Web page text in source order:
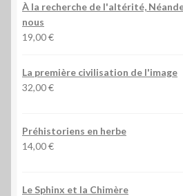
À la recherche de l'altérité,
nous
19,00€
La première civilisation de l'image
32,00€
Préhistoriens en herbe
14,00€
Le Sphinx et la Chimère